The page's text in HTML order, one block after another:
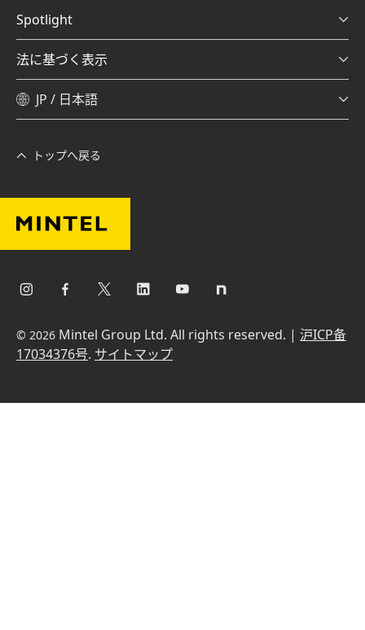
Spotlight
法に基づく表示
JP / 日本語
トップへ戻る
© 2026 Mintel Group Ltd. All rights reserved. | 沪ICP备
17034376号. サイトマップ